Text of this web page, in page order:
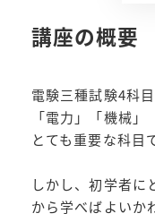
講座の概要
電験三種試験4科
「電力」「機械
とても重要な科目
しかし、初学者に
から学べばよいか